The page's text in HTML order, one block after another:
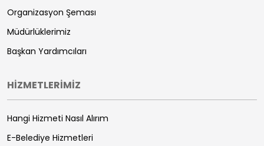
Organizasyon Şeması
Müdürlüklerimiz
Başkan Yardımcıları
HİZMETLERİMİZ
Hangi Hizmeti Nasıl Alırım
E-Belediye Hizmetleri